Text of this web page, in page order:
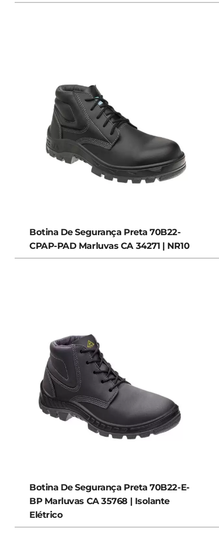
Botina De Segurança Preta 70B22-
CPAP-PAD Marluvas CA 34271 | NR10
Botina De Segurança Preta 70B22-E-
BP Marluvas CA 35768 | Isolante
Elétrico